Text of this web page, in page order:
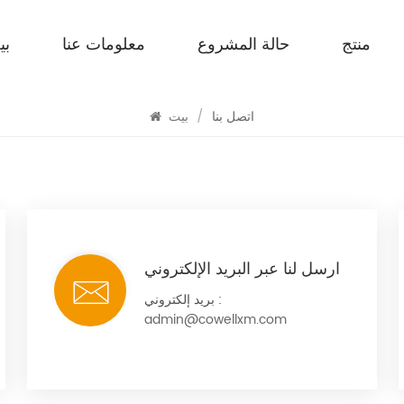
معلومات عنا حالة المشروع منتج اتصل بنا
بيت / اتصل بنا
ارسل لنا عبر البريد الإلكتروني
بريد إلكتروني :
admin@cowellxm.com